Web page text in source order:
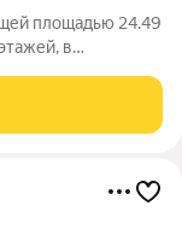
площадью 24.49
в
РАСПОЛОЖЕНИЕ